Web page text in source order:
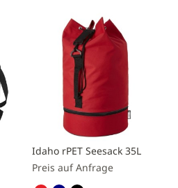
Idaho rPET Seesack 35L
Preis auf Anfrage